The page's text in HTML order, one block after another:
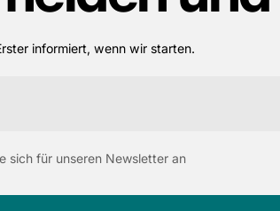
informiert, wenn wir starten.
sich für unseren Newsletter an